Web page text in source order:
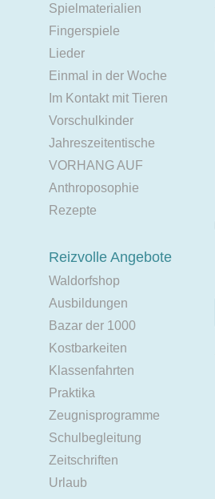
Spielmaterialien
Fingerspiele
Lieder
Einmal in der Woche
Im Kontakt mit Tieren
Vorschulkinder
Jahreszeitentische
VORHANG AUF
Anthroposophie
Rezepte
Reizvolle Angebote
Waldorfshop
Ausbildungen
Bazar der 1000
Kostbarkeiten
Klassenfahrten
Praktika
Zeugnisprogramme
Schulbegleitung
Zeitschriften
Urlaub